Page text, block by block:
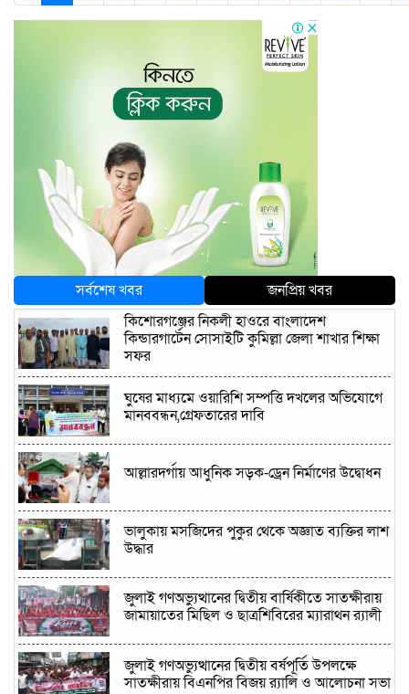
সর্বশেষ খবর
জনপ্রিয় খবর
কিশোরগঞ্জের নিকলী হাওরে বাংলাদেশ
কিন্ডারগার্টেন সোসাইটি কুমিল্লা জেলা শাখার শিক্ষা
সফর
ঘুষের মাধ্যমে ওয়ারিশি সম্পত্তি দখলের অভিযোগে
মানববন্ধন,গ্রেফতারের দাবি
আল্লারদর্গায় আধুনিক সড়ক-ড্রেন নির্মাণের উদ্বোধন
ভালুকায় মসজিদের পুকুর থেকে অজ্ঞাত ব্যক্তির লাশ
উদ্ধার
জুলাই গণঅভ্যুত্থানের দ্বিতীয় বার্ষিকীতে সাতক্ষীরায়
জামায়াতের মিছিল ও ছাত্রশিবিরের ম্যারাথন র‌্যালী
জুলাই গণঅভ্যুত্থানের দ্বিতীয় বর্ষপূর্তি উপলক্ষে
সাতক্ষীরায় বিএনপির বিজয় র‍্যালি ও আলোচনা সভা